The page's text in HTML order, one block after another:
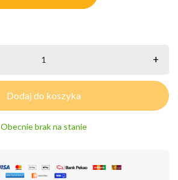
+
Dodaj do koszyka
Obecnie brak na stanie